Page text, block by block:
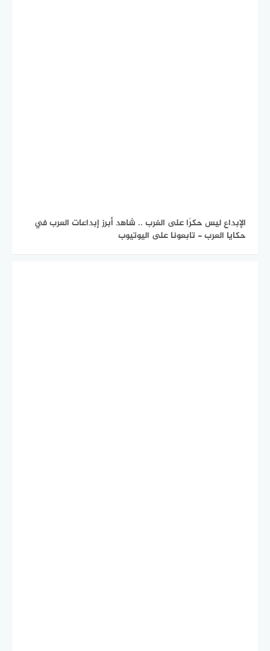
الإبداع ليس حكرًا على الغرب .. شاهد أبرز إبداعات العرب في
حكايا العرب - تابعونا على اليوتيوب